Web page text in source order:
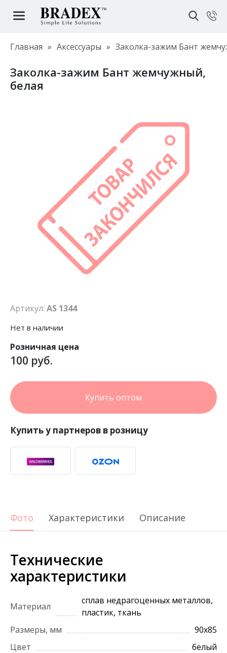
Главная » Аксессуары » Заколка-зажим Бант
Заколка-зажим Бант жемчужный,
белая
Артикул: AS 1344
Нет в наличии
Розничная цена
100 руб.
Купить оптом
Купить у партнеров в розницу
Фото Характеристики Описание
Технические
характеристики
Материал
сплав недрагоценных металлов,
пластик, ткань
Размеры, мм
90х85
Цвет
белый